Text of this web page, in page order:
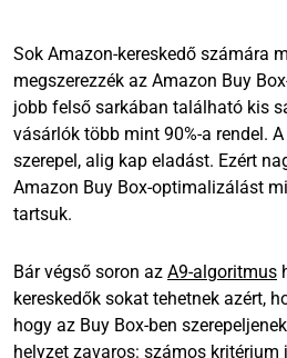
Sok Amazon-kereskedő számára
megszerezzék az Amazon Buy
jobb felső sarkában található kis
vásárlók több mint 90%-a rendel.
szerepel, alig kap eladást. Ezért
Amazon Buy Box-optimalizálást
tartsuk.
Bár végső soron az A9-algoritmus
kereskedők sokat tehetnek azért,
hogy az Buy Box-ben
helyzet zavaros: számos kritérium